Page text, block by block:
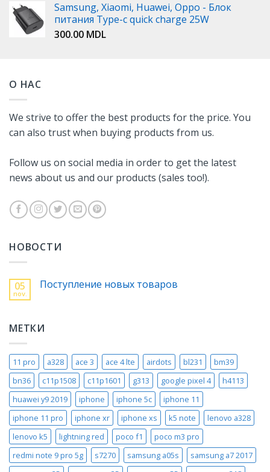
Samsung, Xiaomi, Huawei, Oppo - Блок
питания Type-c quick charge 25W
300.00 MDL
О НАС
We strive to offer the best products for the price. You
can also trust when buying products from us.
Follow us on social media in order to get the latest
news about us and our products (sales too!).
НОВОСТИ
05
nov.
Поступление новых товаров
МЕТКИ
11 pro a328 ace 3 ace 4 lte airdots bl231
bm39
bn36
c11p1508 c11p1601 g313 google pixel 4
h4113
huawei y9 2019
iphone iphone 5c
iphone 11
iphone 11 pro
iphone xr iphone xs k5 note
lenovo a328
lenovo k5
lightning red poco f1
poco m3 pro
redmi note 9 pro 5g
s7270 samsung a05s
samsung a7 2017